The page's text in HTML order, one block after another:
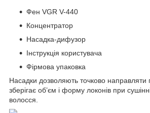
Фен VGR V-440
Концентратор
Насадка-дифузор
Інструкція користувача
Фірмова упаковка
Насадки дозволяють точково направляти
зберігає об’єм і форму локонів при
волосся.